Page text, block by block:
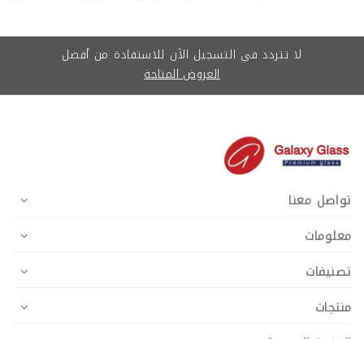
لا تتردد في التسجيل الآن للاستفادة من أفضل
العروض المتاحة
تواصل معنا
معلومات
تصنيفات
منتجات